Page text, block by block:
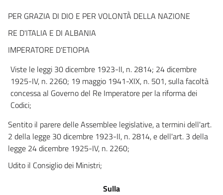
art. 8
art. 9
art. 9 bis
art. 10
art. 11
art. 13
art. 14
art. 15
art. 16
PER GRAZIA DI DIO E PER VOLONTÀ DELLA NAZIONE
RE D'ITALIA E DI ALBANIA
IMPERATORE D'ETIOPIA
Viste le leggi 30 dicembre 1923-II, n. 2814; 24 dicembre
1925-IV, n. 2260; 19 maggio 1941-XIX, n. 501, sulla facoltà
concessa al Governo del Re Imperatore per la riforma dei
Codici;
Sentito il parere delle Assemblee legislative, a termini dell'art.
2 della legge 30 dicembre 1923-II, n. 2814, e dell'art. 3 della
legge 24 dicembre 1925-IV, n. 2260;
Udito il Consiglio dei Ministri;
Sulla